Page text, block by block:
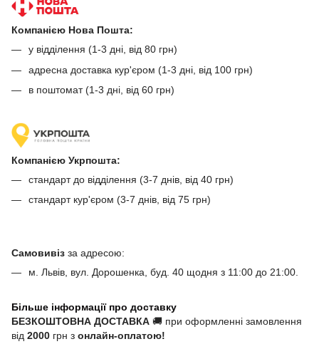
Компанією Нова Пошта:
у відділення (1-3 дні, від 80 грн)
адресна доставка кур'єром (1-3 дні, від 100 грн)
в поштомат (1-3 дні, від 60 грн)
Компанією Укрпошта:
стандарт до відділення (3-7 днів, від 40 грн)
стандарт кур'єром (3-7 днів, від 75 грн)
Самовивіз за адресою:
м. Львів, вул. Дорошенка, буд. 40 щодня з 11:00 до 21:00.
Більше інформації про доставку
БЕЗКОШТОВНА ДОСТАВКА 🚚 при оформленні замовлення
від 2000 грн з онлайн-оплатою!